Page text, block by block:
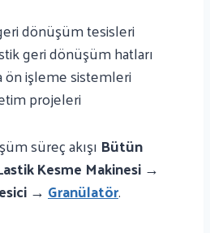
dönüşüm tesisleri
geri dönüşüm hatları
ön işleme sistemleri
projeleri
süreç akışı Bütün
Kesme Makinesi →
→ Granülatör.